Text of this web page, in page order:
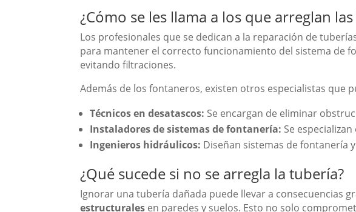
¿Cómo se les llama a los que arreglan
Los profesionales que se dedican a la reparación de
para mantener el correcto funcionamiento del sistema de
evitando filtraciones.
Además de los fontaneros, existen otros especialistas
Técnicos en desatascos: Se encargan de eliminar
Instaladores de sistemas de fontanería: Se
Ingenieros hidráulicos: Diseñan sistemas de fontanería
¿Qué sucede si no se arregla la tubería?
Ignorar una tubería dañada puede llevar a consecuencias
estructurales en paredes y suelos. Esto no solo